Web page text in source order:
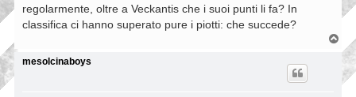
regolarmente, oltre a Veckantis che i suoi punti li fa? In
classifica ci hanno superato pure i piotti: che succede?
o
mesolcinaboys